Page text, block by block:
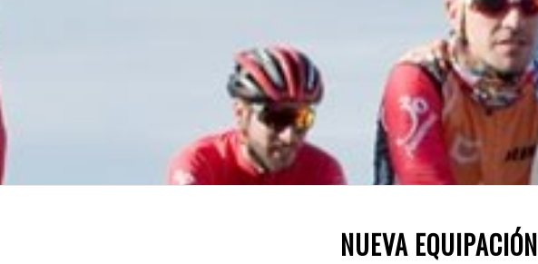
NUEVA EQUIPACIÓN